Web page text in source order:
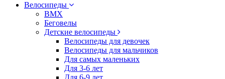
Велосипеды
BMX
Беговелы
Детские велосипеды
Велосипеды для девочек
Велосипеды для мальчиков
Для самых маленьких
Для 3-6 лет
Для 6-9 лет